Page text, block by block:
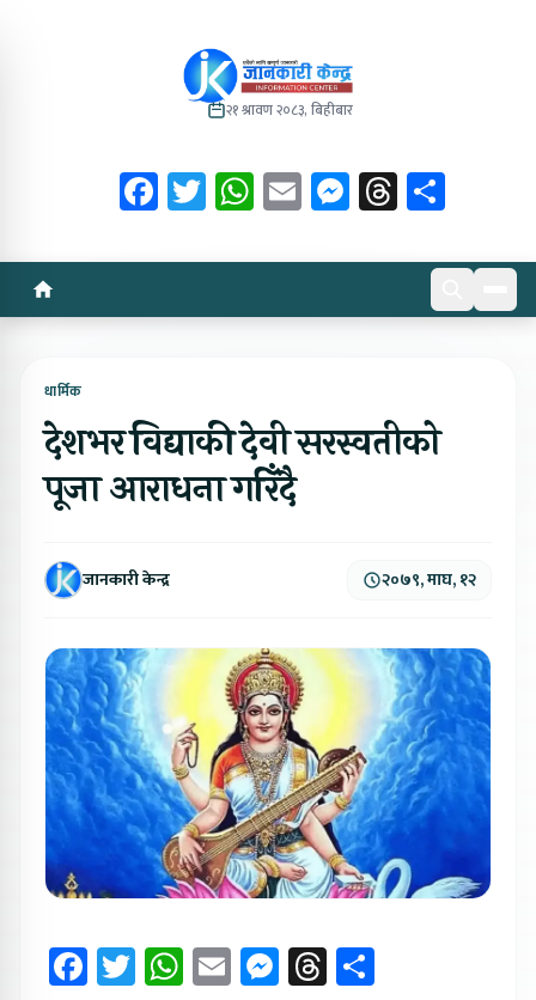
२१ श्रावण २०८३, बिहीबार
Facebook
Twitter
WhatsApp
EmailMessenger
Threads
धार्मिक
देशभर विद्याकी देवी सरस्वतीको
पूजा आराधना गरिँदै
जानकारी केन्द्र २०७९, माघ, १२
Facebook
Twitter
WhatsApp
EmailMessenger
Threads